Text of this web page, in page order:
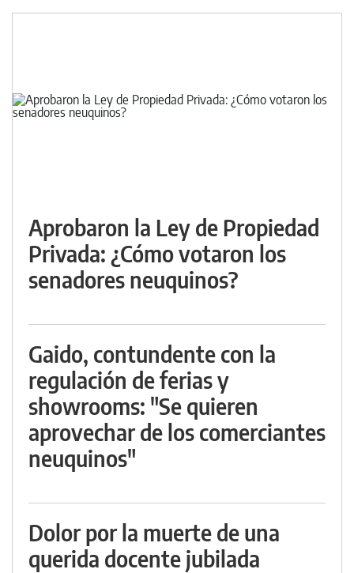
Aprobaron la Ley de Propiedad
Privada: ¿Cómo votaron los
senadores neuquinos?
Gaido, contundente con la
regulación de ferias y
showrooms: "Se quieren
aprovechar de los comerciantes
neuquinos"
Dolor por la muerte de una
querida docente jubilada